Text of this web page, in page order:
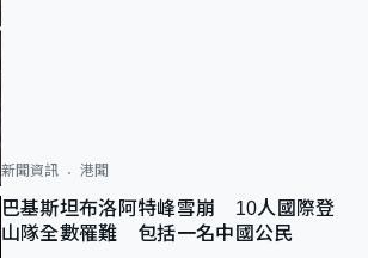
新聞資訊 港聞
巴基斯坦布洛阿特峰雪崩 10人國際登
山隊全數罹難 包括一名中國公民